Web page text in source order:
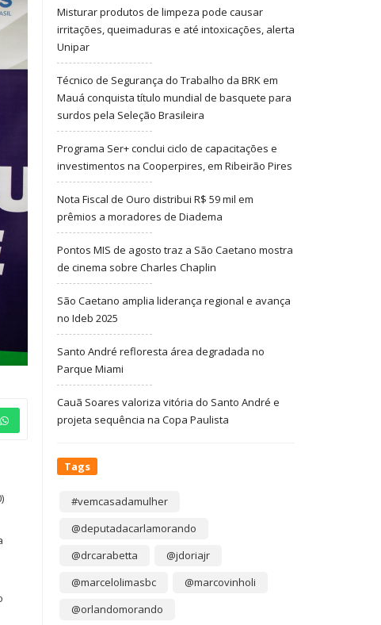
Misturar produtos de limpeza pode causar
irritações, queimaduras e até intoxicações, alerta
Unipar
Técnico de Segurança do Trabalho da BRK em
Mauá conquista título mundial de basquete para
surdos pela Seleção Brasileira
Programa Ser+ conclui ciclo de capacitações e
investimentos na Cooperpires, em Ribeirão Pires
Nota Fiscal de Ouro distribui R$ 59 mil em
prêmios a moradores de Diadema
Pontos MIS de agosto traz a São Caetano mostra
de cinema sobre Charles Chaplin
São Caetano amplia liderança regional e avança
no Ideb 2025
Santo André refloresta área degradada no
Parque Miami
Cauã Soares valoriza vitória do Santo André e
projeta sequência na Copa Paulista
Tags
#vemcasadamulher
@deputadacarlamorando
@drcarabetta
@jdoriajr
@marcelolimasbc
@marcovinholi
@orlandomorando